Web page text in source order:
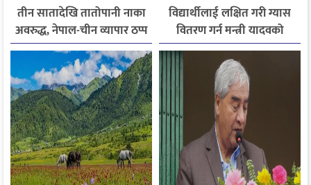
तीन सातादेखि तातोपानी नाका
अवरुद्ध, नेपाल-चीन व्यापार ठप्प
विद्यार्थीलाई लक्षित गरी ग्यास
वितरण गर्न मन्त्री यादवको
निर्देशन